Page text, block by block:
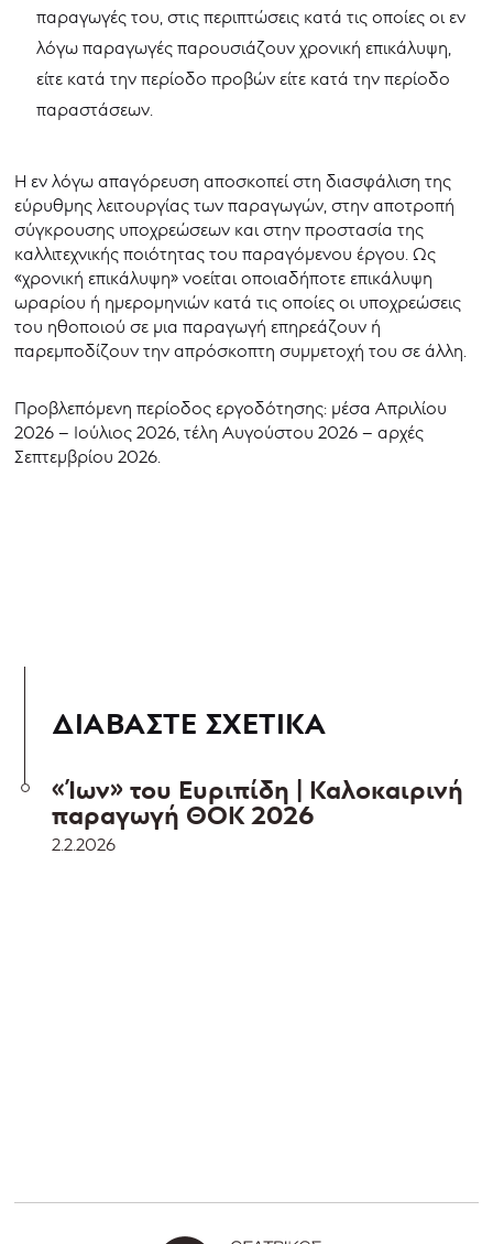
παραγωγές του, στις περιπτώσεις κατά τις οποίες οι εν
λόγω παραγωγές παρουσιάζουν χρονική επικάλυψη,
είτε κατά την περίοδο προβών είτε κατά την περίοδο
παραστάσεων.
Η εν λόγω απαγόρευση αποσκοπεί στη διασφάλιση της
εύρυθμης λειτουργίας των παραγωγών, στην αποτροπή
σύγκρουσης υποχρεώσεων και στην προστασία της
καλλιτεχνικής ποιότητας του παραγόμενου έργου. Ως
«χρονική επικάλυψη» νοείται οποιαδήποτε επικάλυψη
ωραρίου ή ημερομηνιών κατά τις οποίες οι υποχρεώσεις
του ηθοποιού σε μια παραγωγή επηρεάζουν ή
παρεμποδίζουν την απρόσκοπτη συμμετοχή του σε άλλη.
Προβλεπόμενη περίοδος εργοδότησης: μέσα Απριλίου
2026 – Ιούλιος 2026, τέλη Αυγούστου 2026 – αρχές
Σεπτεμβρίου 2026.
ΔΙΑΒΑΣΤΕ ΣΧΕΤΙΚΑ
«Ίων» του Ευριπίδη | Καλοκαιρινή
παραγωγή ΘΟΚ 2026
2.2.2026